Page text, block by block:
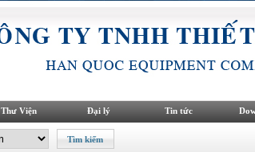
Thư Viện Đại lý Tin tức